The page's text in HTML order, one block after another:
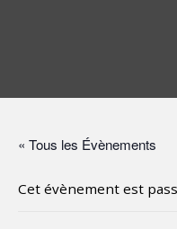
« Tous les Évènements
Cet évènement est